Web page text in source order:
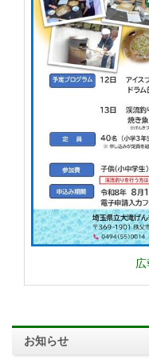
お知らせ